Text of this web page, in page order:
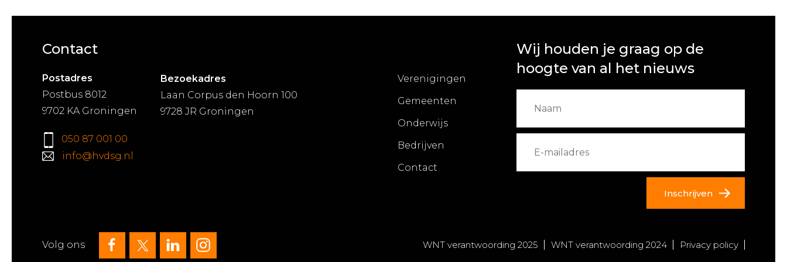
Contact
Postadres
Postbus 8012
9702 KA Groningen
050 87 001 00
info@hvdsg.nl
Bezoekadres
Laan Corpus den Hoorn 100
9728 JR Groningen
Verenigingen
Gemeenten
Onderwijs
Bedrijven
Contact
Wij houden je graag op de
hoogte van al het nieuws
Inschrijven
Volg ons WNT verantwoording 2025 WNT verantwoording 2024
Privacy policy